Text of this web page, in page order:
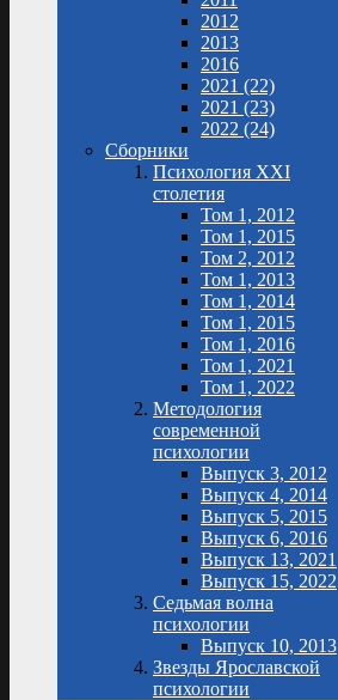
2012
2013
2016
2021 (22)
2021 (23)
2022 (24)
Сборники
Психология XXI
столетия
Том 1, 2012
Том 1, 2015
Том 2, 2012
Том 1, 2013
Том 1, 2014
Том 1, 2015
Том 1, 2016
Том 1, 2021
Том 1, 2022
Методология
современной
психологии
Выпуск 3, 2012
Выпуск 4, 2014
Выпуск 5, 2015
Выпуск 6, 2016
Выпуск 13, 2021
Выпуск 15, 2022
Седьмая волна
психологии
Выпуск 10, 2013
Звезды Ярославской
психологии